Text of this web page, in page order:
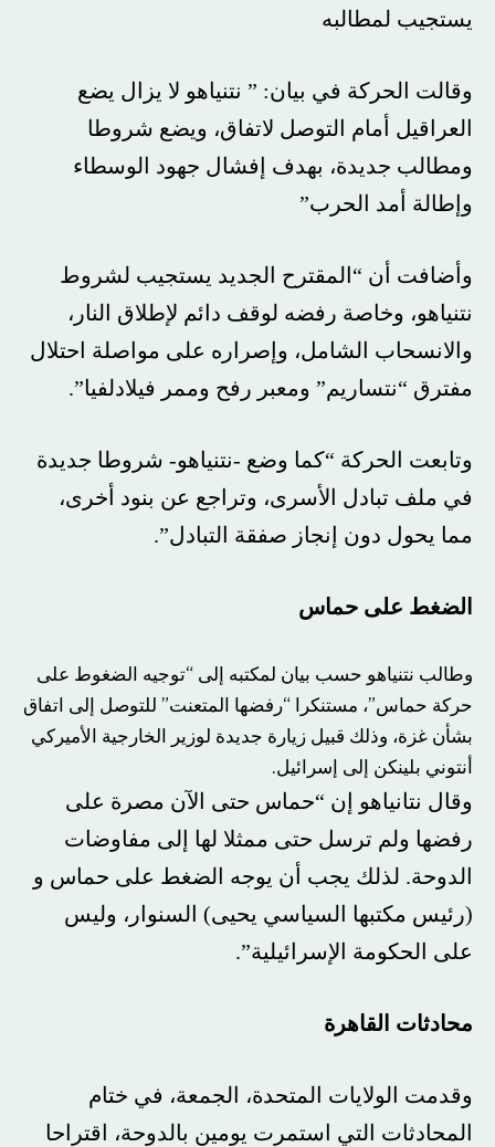
يستجيب لمطالبه
وقالت الحركة في بيان: ” نتنياهو لا يزال يضع
العراقيل أمام التوصل لاتفاق، ويضع شروطا
ومطالب جديدة، بهدف إفشال جهود الوسطاء
وإطالة أمد الحرب”
وأضافت أن “المقترح الجديد يستجيب لشروط
نتنياهو، وخاصة رفضه لوقف دائم لإطلاق النار،
والانسحاب الشامل، وإصراره على مواصلة احتلال
مفترق “نتساريم” ومعبر رفح وممر فيلادلفيا”.
وتابعت الحركة “كما وضع -نتنياهو- شروطا جديدة
في ملف تبادل الأسرى، وتراجع عن بنود أخرى،
مما يحول دون إنجاز صفقة التبادل”.
الضغط على حماس
وطالب نتنياهو حسب بيان لمكتبه إلى “توجيه الضغوط على
حركة حماس”، مستنكرا “رفضها المتعنت” للتوصل إلى اتفاق
بشأن غزة، وذلك قبيل زيارة جديدة لوزير الخارجية الأميركي
أنتوني بلينكن إلى إسرائيل.
وقال نتانياهو إن “حماس حتى الآن مصرة على
رفضها ولم ترسل حتى ممثلا لها إلى مفاوضات
الدوحة. لذلك يجب أن يوجه الضغط على حماس و
(رئيس مكتبها السياسي يحيى) السنوار، وليس
على الحكومة الإسرائيلية”.
محادثات القاهرة
وقدمت الولايات المتحدة، الجمعة، في ختام
المحادثات التي استمرت يومين بالدوحة، اقتراحا